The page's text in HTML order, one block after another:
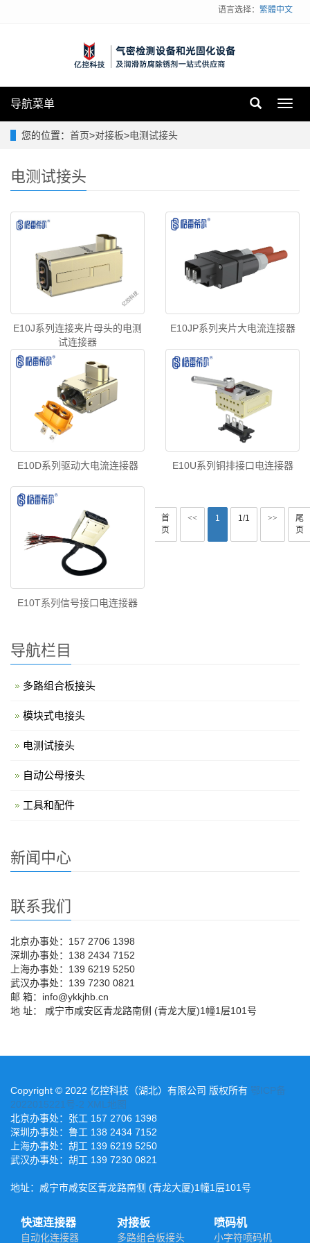
语言选择： 繁體中文
导航菜单
您的位置： 首页>对接板>电测试接头
电测试接头
E10J系列连接夹片母头的电测
试连接器
E10JP系列夹片大电流连接器
E10D系列驱动大电流连接器 E10U系列铜排接口电连接器
E10T系列信号接口电连接器
首
页
<< 1 1/1 >>
尾
页
导航栏目
多路组合板接头
模块式电接头
电测试接头
自动公母接头
工具和配件
新闻中心
联系我们
北京办事处：157 2706 1398
深圳办事处：138 2434 7152
上海办事处：139 6219 5250
武汉办事处：139 7230 0821
邮 箱：info@ykkjhb.cn
地 址： 咸宁市咸安区青龙路南侧 (青龙大厦)1幢1层101号
Copyright © 2022 亿控科技（湖北）有限公司 版权所有 鄂ICP备
2022015221号-2 XML地图
北京办事处：张工 157 2706 1398
深圳办事处：鲁工 138 2434 7152
上海办事处：胡工 139 6219 5250
武汉办事处：胡工 139 7230 0821
地址：咸宁市咸安区青龙路南侧 (青龙大厦)1幢1层101号
快速连接器
自动化连接器
对接板
多路组合板接头
喷码机
小字符喷码机